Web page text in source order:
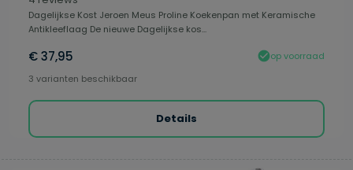
Dagelijkse Kost Jeroen Meus Proline Koekenpan met Keramische
Antikleeflaag De nieuwe Dagelijkse kos...
€ 37,95
op voorraad
3 varianten beschikbaar
Details